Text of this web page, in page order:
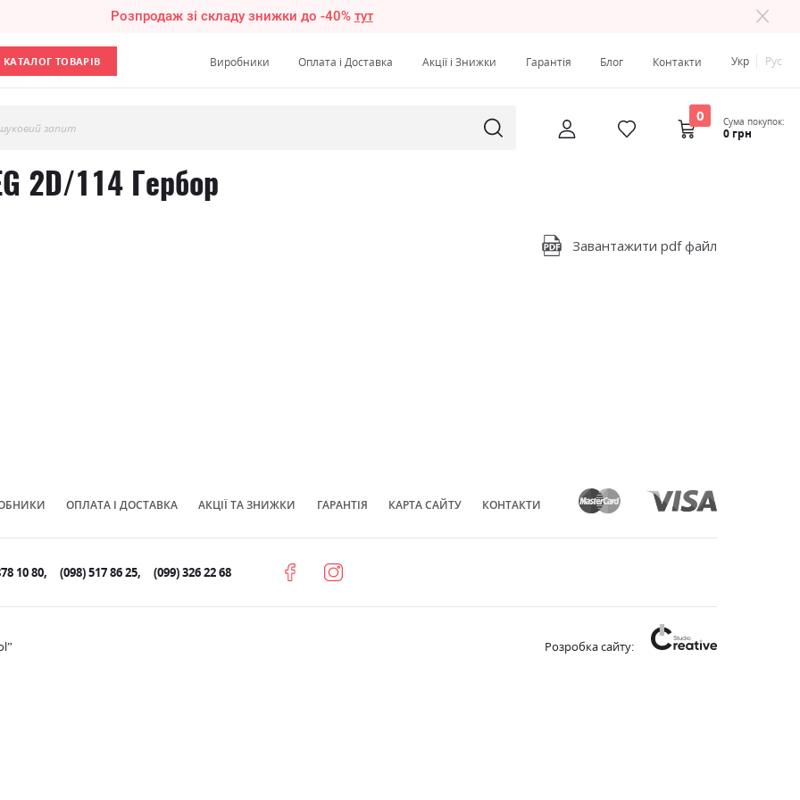
Розпродаж зі складу знижки до -40% тут
КАТАЛОГ ТОВАРІВ Виробники Оплата і Доставка Акції і Знижки Гарантія Блог Контакти Укр Рус
запит
0 Сума покупок:
0 грн
2D/114 Гербор
Завантажити pdf файл
ОПЛАТА І ДОСТАВКА АКЦІЇ ТА ЗНИЖКИ ГАРАНТІЯ КАРТА САЙТУ КОНТАКТИ
10 80 (098) 517 86 25 (099) 326 22 68
Розробка сайту: